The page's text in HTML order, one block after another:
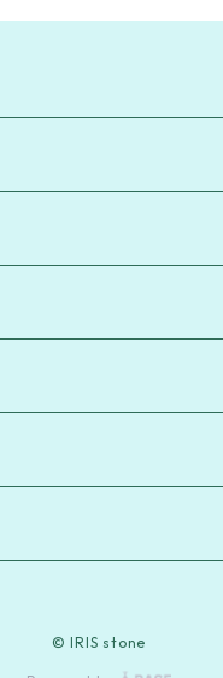
がり
レット
© IRIS stone